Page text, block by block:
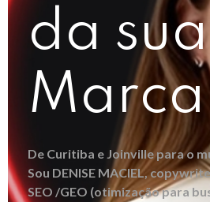
da sua
Marca
De Curitiba e Joinville para o
Sou DENISE MACIEL,
SEO /GEO (otimização para